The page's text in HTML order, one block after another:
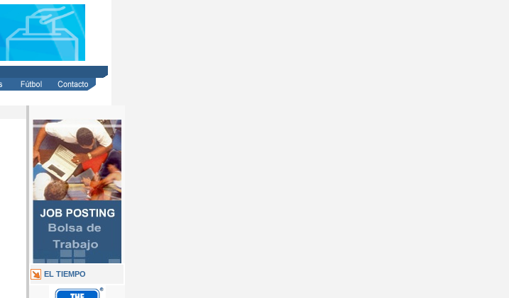
EL TIEMPO